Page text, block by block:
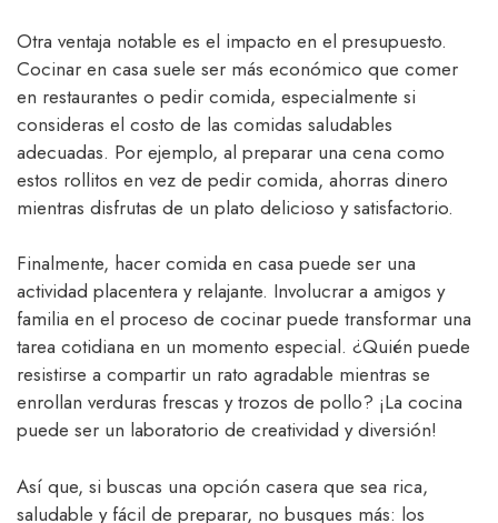
Otra ventaja notable es el impacto en el presupuesto.
Cocinar en casa suele ser más económico que comer
en restaurantes o pedir comida, especialmente si
consideras el costo de las comidas saludables
adecuadas. Por ejemplo, al preparar una cena como
estos rollitos en vez de pedir comida, ahorras dinero
mientras disfrutas de un plato delicioso y satisfactorio.
Finalmente, hacer comida en casa puede ser una
actividad placentera y relajante. Involucrar a amigos y
familia en el proceso de cocinar puede transformar una
tarea cotidiana en un momento especial. ¿Quién puede
resistirse a compartir un rato agradable mientras se
enrollan verduras frescas y trozos de pollo? ¡La cocina
puede ser un laboratorio de creatividad y diversión!
Así que, si buscas una opción casera que sea rica,
saludable y fácil de preparar, no busques más: los